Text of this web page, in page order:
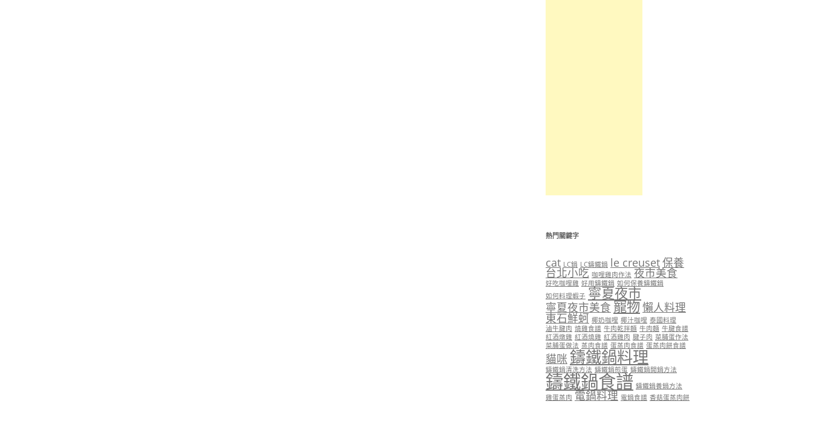
熱門關鍵字
cat LC鍋 LC鑄鐵鍋 le creuset保養
台北小吃 咖哩雞肉作法 夜市美食
好吃咖哩雞 好用鑄鐵鍋 如何保養鑄鐵鍋
如何料理蝦子 寧夏夜市
寧夏夜市美食 寵物懶人料理
東石鮮蚵 椰奶咖哩 椰汁咖哩 泰國料理
滷牛腱肉 燒雞食譜 牛肉乾拌麵 牛肉麵 牛腱食譜
紅酒燉雞 紅酒燒雞 紅酒雞肉 腱子肉 菜脯蛋作法
菜脯蛋做法 蒸肉食譜 蛋蒸肉食譜 蛋蒸肉餅食譜
貓咪 鑄鐵鍋料理
鑄鐵鍋清洗方法 鑄鐵鍋煎蛋 鑄鐵鍋開鍋方法
鑄鐵鍋食譜 鑄鐵鍋養鍋方法
雞蛋蒸肉 電鍋料理 電鍋食譜 香菇蛋蒸肉餅